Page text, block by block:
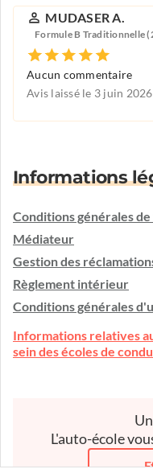
MUDASER A.
Formule B Traditionnelle
Aucun commentaire
Avis laissé le 3 juin 2026
Informations
Conditions générales
Médiateur
Gestion des
Règlement intérieur
Conditions générales
Informations relatives
sein des écoles de
L'auto-école